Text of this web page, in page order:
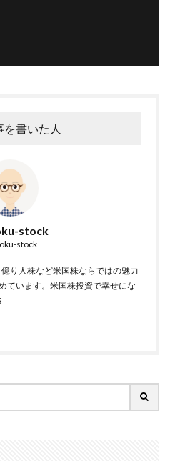
を書いた人
stock
stock
り人株など米国株ならではの魅力
ています。米国株投資で幸せにな